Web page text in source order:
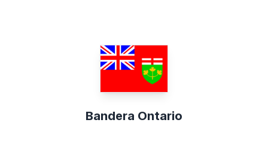
Bandera Ontario